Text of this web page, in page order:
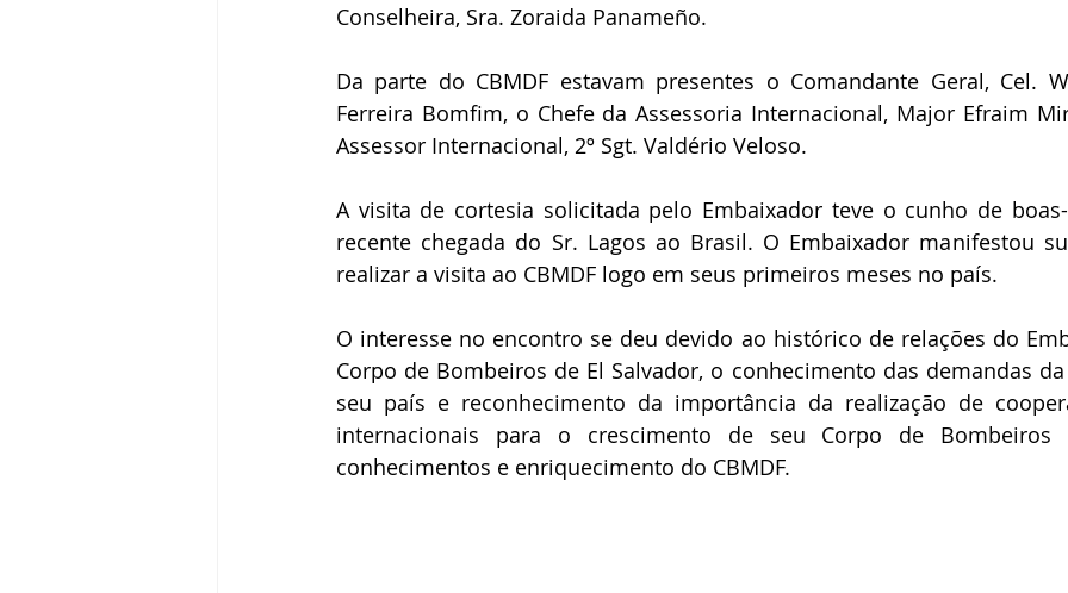
Conselheira, Sra. Zoraida Panameño.
Da parte do CBMDF estavam presentes o Comandante Geral, Cel.
Ferreira Bomfim, o Chefe da Assessoria Internacional, Major Efraim
Assessor Internacional, 2º Sgt. Valdério Veloso.
A visita de cortesia solicitada pelo Embaixador teve o cunho de
recente chegada do Sr. Lagos ao Brasil. O Embaixador manifestou
realizar a visita ao CBMDF logo em seus primeiros meses no país.
O interesse no encontro se deu devido ao histórico de relações do
Corpo de Bombeiros de El Salvador, o conhecimento das demandas
seu país e reconhecimento da importância da realização de
internacionais para o crescimento de seu Corpo de
conhecimentos e enriquecimento do CBMDF.